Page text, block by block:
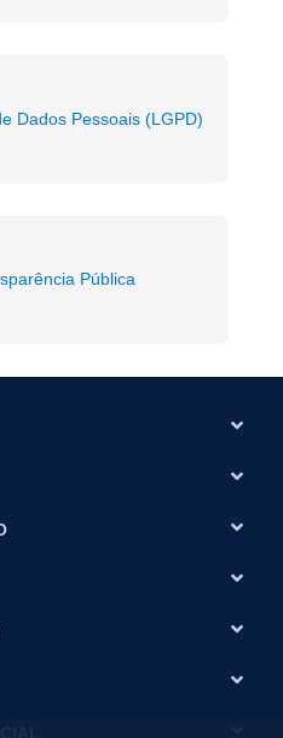
Dados Pessoais (LGPD)
Pública